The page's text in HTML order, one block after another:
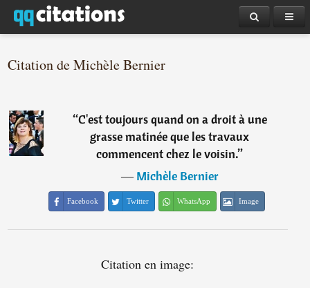
Citation de Michèle Bernier
“C'est toujours quand on a droit à une
grasse matinée que les travaux
commencent chez le voisin.”
―Michèle Bernier
Facebook Twitter WhatsApp Image
Citation en image: